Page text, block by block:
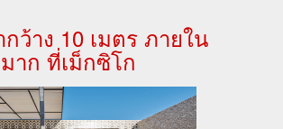
ว้าง 10 เมตร ภายใน
าก ที่เม็กซิโก